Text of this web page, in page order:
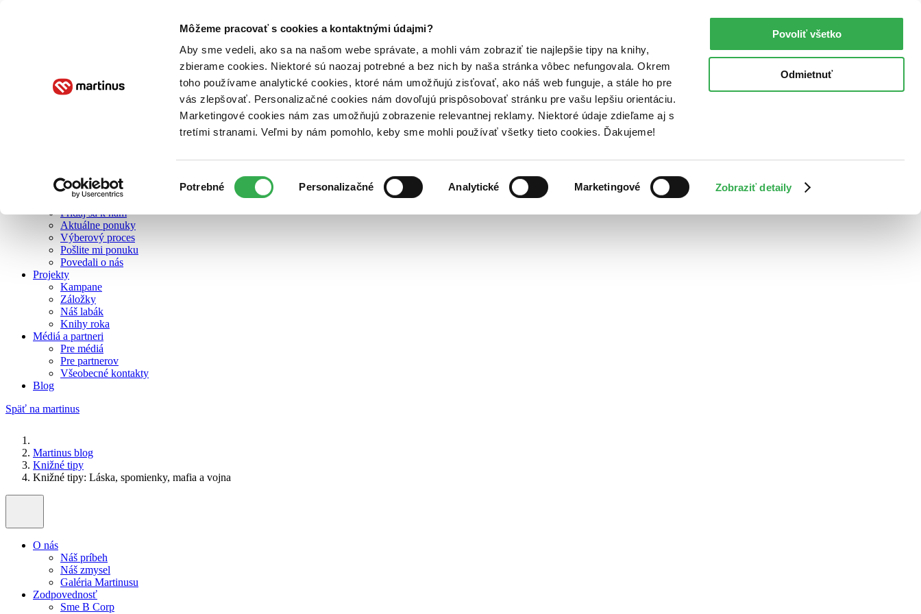
Môžeme pracovať s cookies a kontaktnými údajmi?
Aby sme vedeli, ako sa na našom webe správate, a mohli vám zobraziť tie najlepšie tipy na knihy,
zbierame cookies. Niektoré sú naozaj potrebné a bez nich by naša stránka vôbec nefungovala. Okrem
toho používame analytické cookies, ktoré nám umožňujú zisťovať, ako náš web funguje, a stále ho pre
vás zlepšovať. Personalizačné cookies nám dovoľujú prispôsobovať stránku pre vašu lepšiu orientáciu.
Marketingové cookies nám zas umožňujú zobrazenie relevantnej reklamy. Niektoré údaje zdieľame aj s
tretími stranami. Veľmi by nám pomohlo, keby sme mohli používať všetky tieto cookies. Ďakujeme!
súhlasu
Potrebné Personalizačné Analytické Marketingové Zobraziť detaily
Povoliť všetko
Odmietnuť
O nás
Zelený Martinus
Nerobíme rozdiely
Pridaj sa k nám
Aktuálne ponuky
Výberový proces
Pošlite mi ponuku
Povedali o nás
Projekty
Kampane
Záložky
Náš labák
Knihy roka
Médiá a partneri
Pre médiá
Pre partnerov
Všeobecné kontakty
Blog
Späť na martinus
Martinus blog
Knižné tipy
Knižné tipy: Láska, spomienky, mafia a vojna
O nás
Náš príbeh
Náš zmysel
Galéria Martinusu
Zodpovednosť
Sme B Corp